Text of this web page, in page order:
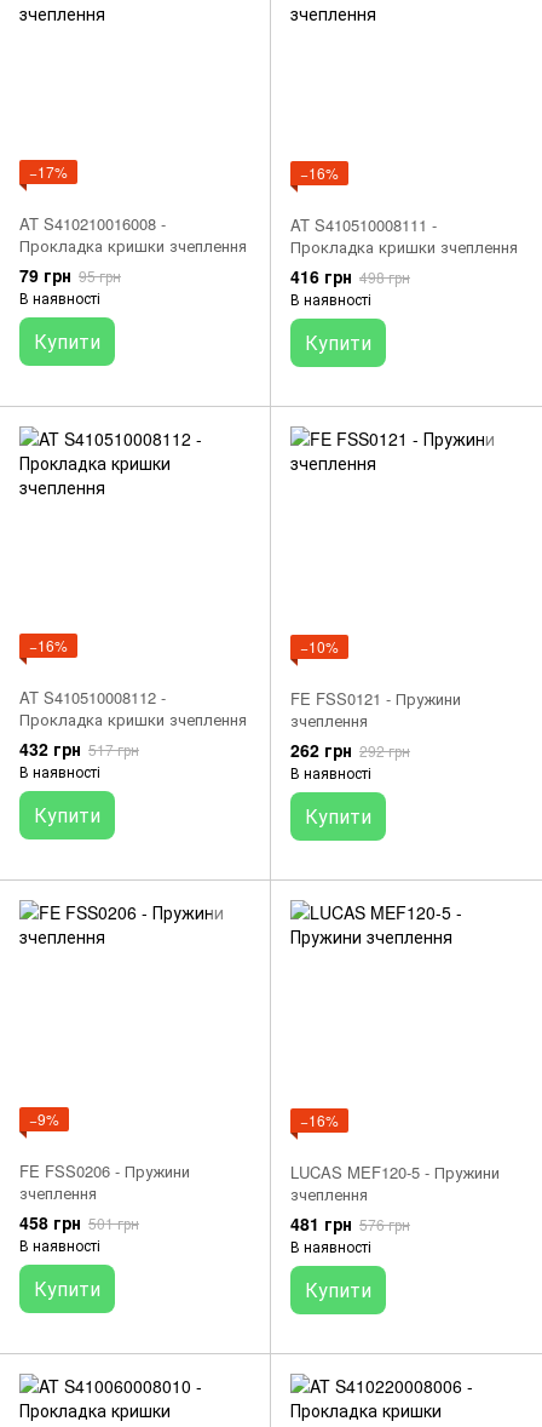
−17%
AT S410210016008 -
Прокладка кришки зчеплення
79 грн 95 грн
В наявності
Купити
−16%
AT S410510008111 -
Прокладка кришки зчеплення
416 грн 498 грн
В наявності
Купити
−16%
AT S410510008112 -
Прокладка кришки зчеплення
432 грн 517 грн
В наявності
Купити
−10%
FE FSS0121 - Пружини
зчеплення
262 грн 292 грн
В наявності
Купити
−9%
FE FSS0206 - Пружини
зчеплення
458 грн 501 грн
В наявності
Купити
−16%
LUCAS MEF120-5 - Пружини
зчеплення
481 грн 576 грн
В наявності
Купити